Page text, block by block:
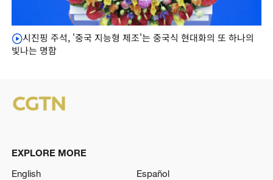
시진핑 주석, '중국 지능형 제조'는 중국식 현대화의 또 하나의
빛나는 명함
EXPLORE MORE
English
Español